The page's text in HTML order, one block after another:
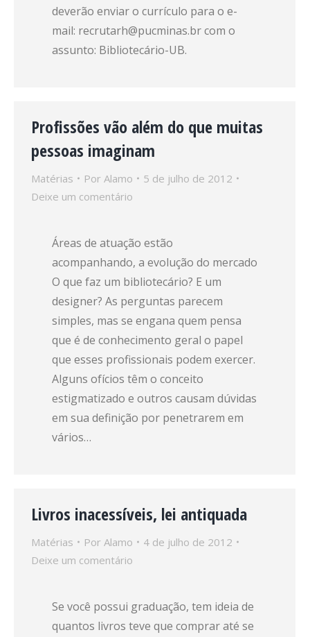
deverão enviar o currículo para o e-
mail: recrutarh@pucminas.br com o
assunto: Bibliotecário-UB.
Profissões vão além do que muitas
pessoas imaginam
Matérias Por Alamo
5 de julho de 2012
Deixe um comentário
Áreas de atuação estão
acompanhando, a evolução do mercado
O que faz um bibliotecário? E um
designer? As perguntas parecem
simples, mas se engana quem pensa
que é de conhecimento geral o papel
que esses profissionais podem exercer.
Alguns ofícios têm o conceito
estigmatizado e outros causam dúvidas
em sua definição por penetrarem em
vários…
Livros inacessíveis, lei antiquada
Matérias Por Alamo
4 de julho de 2012
Deixe um comentário
Se você possui graduação, tem ideia de
quantos livros teve que comprar até se